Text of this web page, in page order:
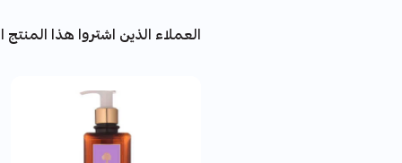
العملاء الذين اشتروا هذا المنتج